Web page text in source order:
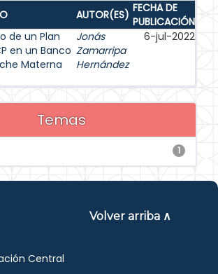
AUTOR(ES) FECHA DE
PUBLICACIÓN
de un Plan
en un Banco
Materna
Jonás
Zamarripa
Hernández
6-jul-2022
Temas
1
Volver arriba ∧
Central